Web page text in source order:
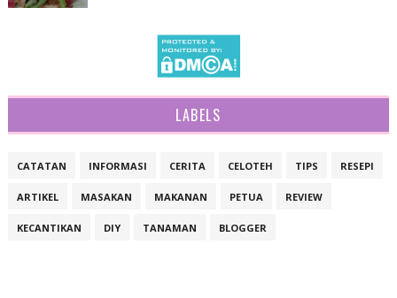
LABELS
CATATAN INFORMASI CERITA CELOTEH TIPS RESEPI
ARTIKEL MASAKAN MAKANAN PETUA REVIEW
KECANTIKAN DIY TANAMAN BLOGGER